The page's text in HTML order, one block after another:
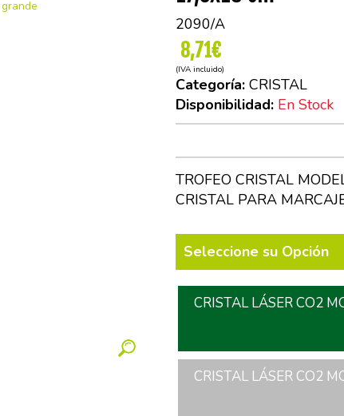
2090/A
8,71€
(IVA incluido)
Categoría: CRISTAL
Disponibilidad: En Stock
TROFEO CRISTAL
CRISTAL PARA
Seleccione su Opción
CRISTAL LÁSER CO2
CRISTAL LÁSER CO2